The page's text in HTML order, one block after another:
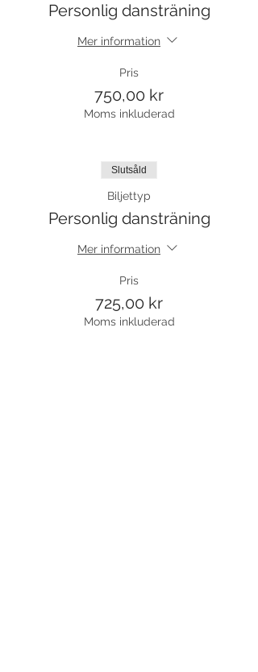
Personlig dansträning
Mer information
Pris
750,00 kr
Moms inkluderad
Slutsåld
Biljettyp
Personlig dansträning
Mer information
Pris
725,00 kr
Moms inkluderad